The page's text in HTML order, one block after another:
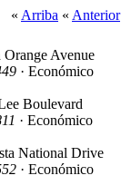
« Arriba « Anterior
Orange Avenue
· Económico
Boulevard
· Económico
National Drive
· Económico